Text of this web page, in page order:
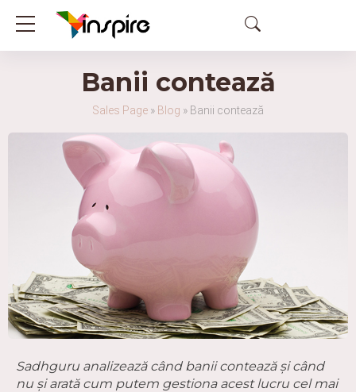
Banii contează
Sales Page » Blog » Banii contează
Sadhguru analizează când banii contează și când
nu și arată cum putem gestiona acest lucru cel mai